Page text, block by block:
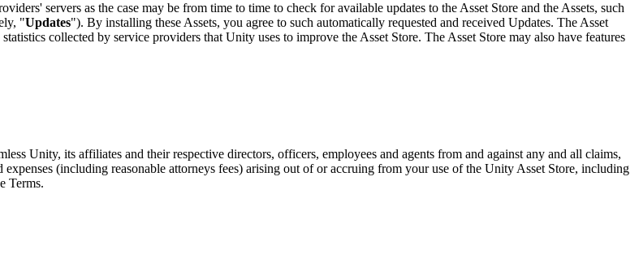
servers as the case may be from time to time to check for available updates to the Asset Store and the Assets, such
"Updates"). By installing these Assets, you agree to such automatically requested and received Updates. The Asset
collected by service providers that Unity uses to improve the Asset Store. The Asset Store may also have features
Unity, its affiliates and their respective directors, officers, employees and agents from and against any and all claims,
(including reasonable attorneys fees) arising out of or accruing from your use of the Unity Asset Store, including
Terms.